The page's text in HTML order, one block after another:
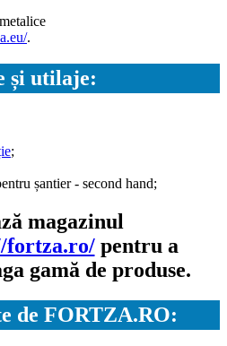
.
și utilaje:
;
șantier - second hand;
magazinul
fortza.ro/pentru a
gamă de produse.
de FORTZA.RO: